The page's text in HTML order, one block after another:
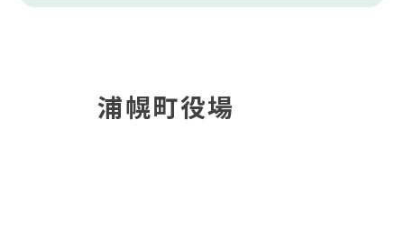
浦幌町役場